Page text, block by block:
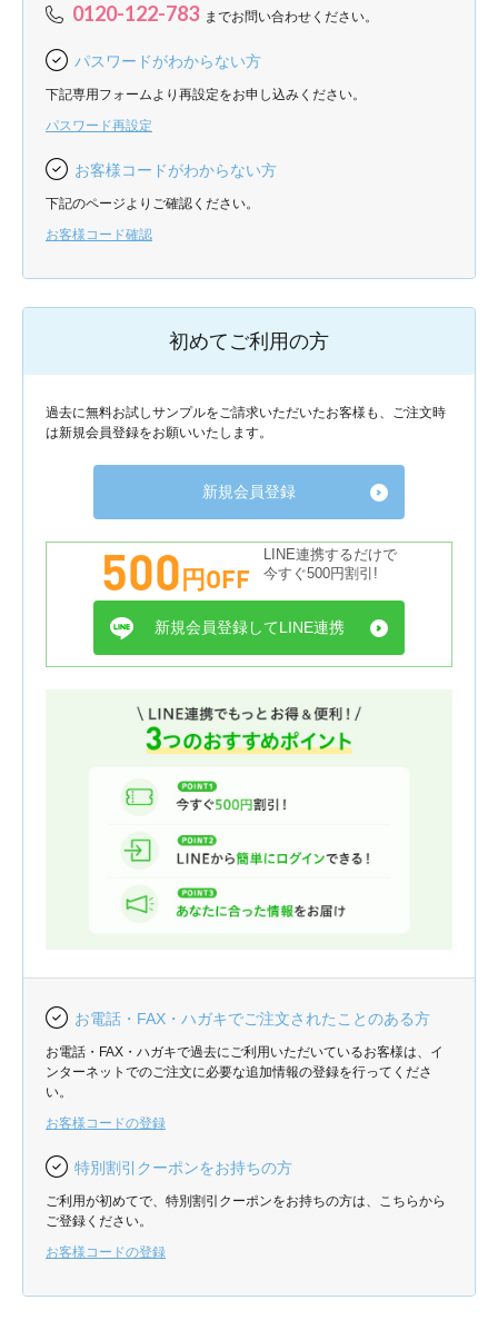
0120-122-783 までお問い合わせください。
パスワードがわからない方
下記専用フォームより再設定をお申し込みください。
パスワード再設定
お客様コードがわからない方
下記のページよりご確認ください。
お客様コード確認
初めてご利用の方
過去に無料お試しサンプルをご請求いただいたお客様も、ご注文時
は新規会員登録をお願いいたします。
新規会員登録
500円OFF
LINE連携するだけで
今すぐ500円割引!
新規会員登録してLINE連携
お電話・FAX・ハガキでご注文されたことのある方
お電話・FAX・ハガキで過去にご利用いただいているお客様は、イ
ンターネットでのご注文に必要な追加情報の登録を行ってくださ
い。
お客様コードの登録
特別割引クーポンをお持ちの方
ご利用が初めてで、特別割引クーポンをお持ちの方は、こちらから
ご登録ください。
お客様コードの登録